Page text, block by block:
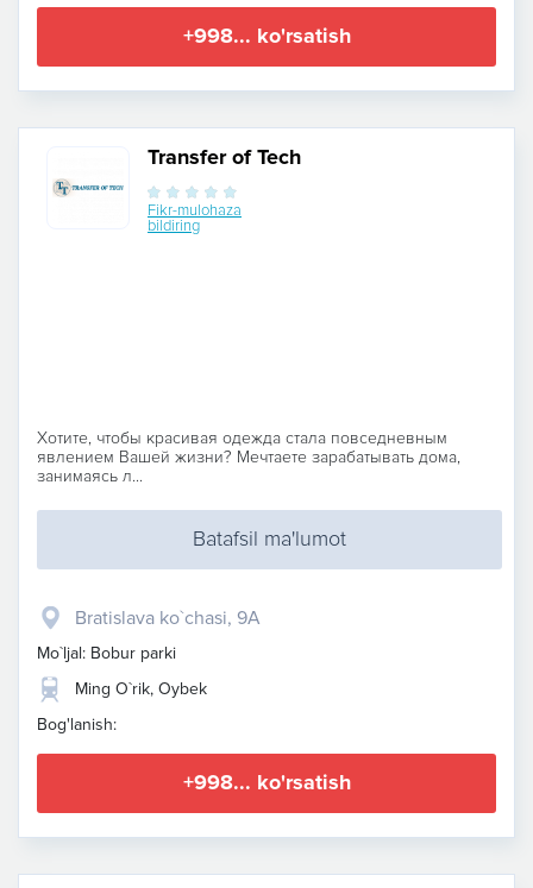
+998... ko'rsatish
Transfer of Tech
Fikr-mulohaza
bildiring
Хотите, чтобы красивая одежда стала повседневным
явлением Вашей жизни? Мечтаете зарабатывать дома,
занимаясь л...
Batafsil ma'lumot
Bratislava ko`chasi, 9A
Mo`ljal: Bobur parki
Ming O`rik, Oybek
Bog'lanish:
+998... ko'rsatish